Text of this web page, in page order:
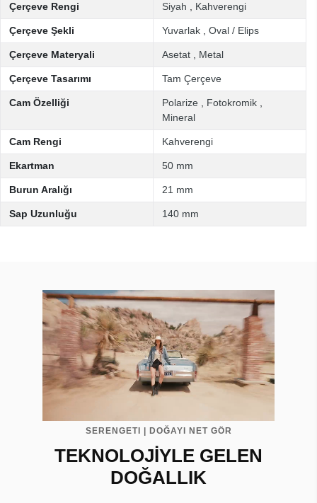
Çerçeve Rengi Siyah Kahverengi
Çerçeve Şekli Yuvarlak Oval / Elips
Çerçeve Materyali Asetat Metal
Çerçeve Tasarımı Tam Çerçeve
Cam Özelliği Polarize Fotokromik
Mineral
Cam Rengi Kahverengi
Ekartman 50 mm
Burun Aralığı 21 mm
Sap Uzunluğu 140 mm
SERENGETI | DOĞAYI NET GÖR
TEKNOLOJİYLE GELEN
DOĞALLIK